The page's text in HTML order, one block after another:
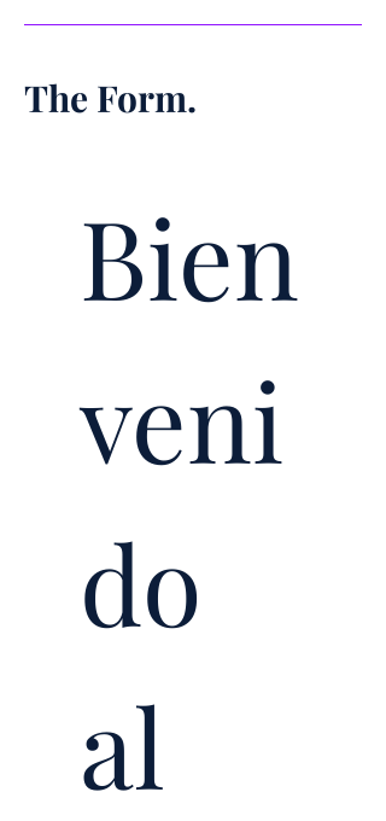
The Form.
Bien
veni
do
al